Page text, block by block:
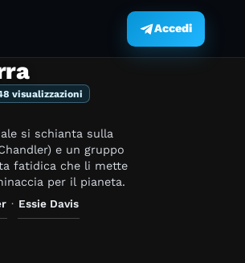
Accedi
visualizzazioni
si schianta sulla
e un gruppo
fatidica che li mette
per il pianeta.
· Essie Davis